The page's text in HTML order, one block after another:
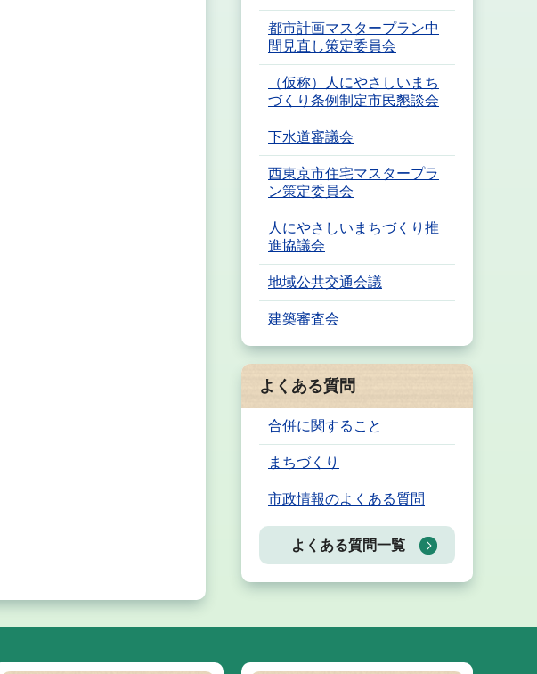
都市計画マスタープラン中
間見直し策定委員会
（仮称）人にやさしいまち
づくり条例制定市民懇談会
下水道審議会
西東京市住宅マスタープラ
ン策定委員会
人にやさしいまちづくり推
進協議会
地域公共交通会議
建築審査会
よくある質問
合併に関すること
まちづくり
市政情報のよくある質問
よくある質問一覧